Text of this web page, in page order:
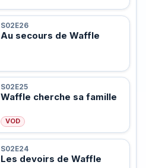
S02E26
Au secours de Waffle
S02E25
Waffle cherche sa famille
VOD
S02E24
Les devoirs de Waffle